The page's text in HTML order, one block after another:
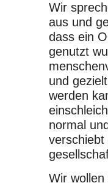
Wir
aus und
dass ein
genutzt
und
werden
normal
Wir